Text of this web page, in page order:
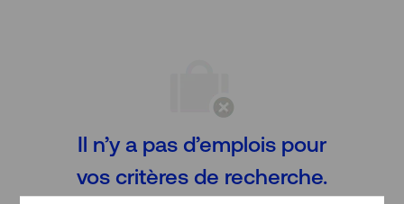
Il n’y a pas d’emplois pour
vos critères de recherche.